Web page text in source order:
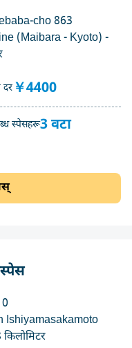
cho 863
(Maibara - Kyoto) -
दर ￥4400
स्पेसहरू3 वटा
Ishiyamasakamoto